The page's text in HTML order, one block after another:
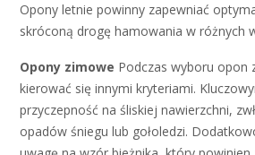
Opony letnie powinny zapewniać
skróconą drogę hamowania w różnych
Opony zimowe Podczas wyboru opon
kierować się innymi kryteriami.
przyczepność na śliskiej nawierzchni,
opadów śniegu lub gołoledzi.